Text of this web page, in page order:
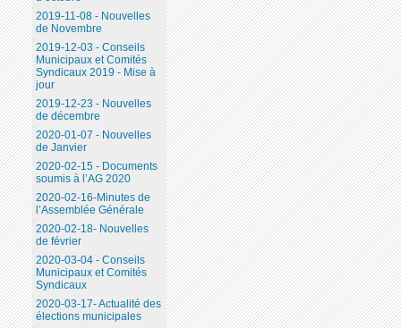
2019-11-08 - Nouvelles
de Novembre
2019-12-03 - Conseils
Municipaux et Comités
Syndicaux 2019 - Mise à
jour
2019-12-23 - Nouvelles
de décembre
2020-01-07 - Nouvelles
de Janvier
2020-02-15 - Documents
soumis à l’AG 2020
2020-02-16-Minutes de
l’Assemblée Générale
2020-02-18- Nouvelles
de février
2020-03-04 - Conseils
Municipaux et Comités
Syndicaux
2020-03-17- Actualité des
élections municipales